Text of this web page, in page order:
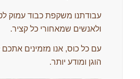
עבודתנו משקפת כבוד עמוק
ולאנשים שמאחורי כל קציר.
עם כל כוס, אנו מזמינים
הוגן ומודע יותר.